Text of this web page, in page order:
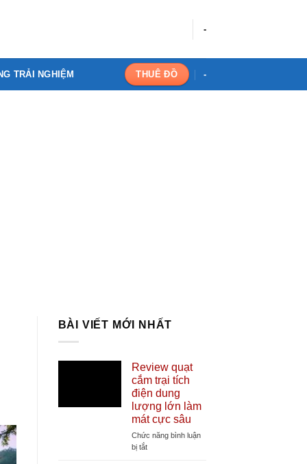
-
TRẢI NGHIỆM THUÊ ĐỒ -
BÀI VIẾT MỚI NHẤT
Review quạt
cắm trại tích
điện dung
lượng lớn làm
mát cực sâu
Chức năng bình luận
bị tắtở